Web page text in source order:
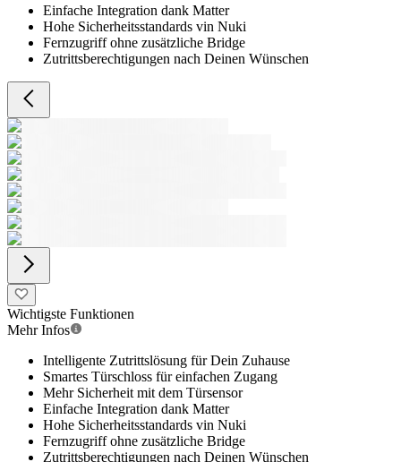
Einfache Integration dank Matter
Hohe Sicherheitsstandards vin Nuki
Fernzugriff ohne zusätzliche Bridge
Zutrittsberechtigungen nach Deinen Wünschen
Wichtigste Funktionen
Mehr Infos
Intelligente Zutrittslösung für Dein Zuhause
Smartes Türschloss für einfachen Zugang
Mehr Sicherheit mit dem Türsensor
Einfache Integration dank Matter
Hohe Sicherheitsstandards vin Nuki
Fernzugriff ohne zusätzliche Bridge
Zutrittsberechtigungen nach Deinen Wünschen